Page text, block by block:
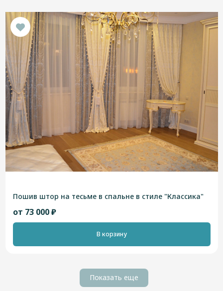
Пошив штор на тесьме в спальне в стиле "Классика"
от 73 000 ₽
В корзину
Показать еще